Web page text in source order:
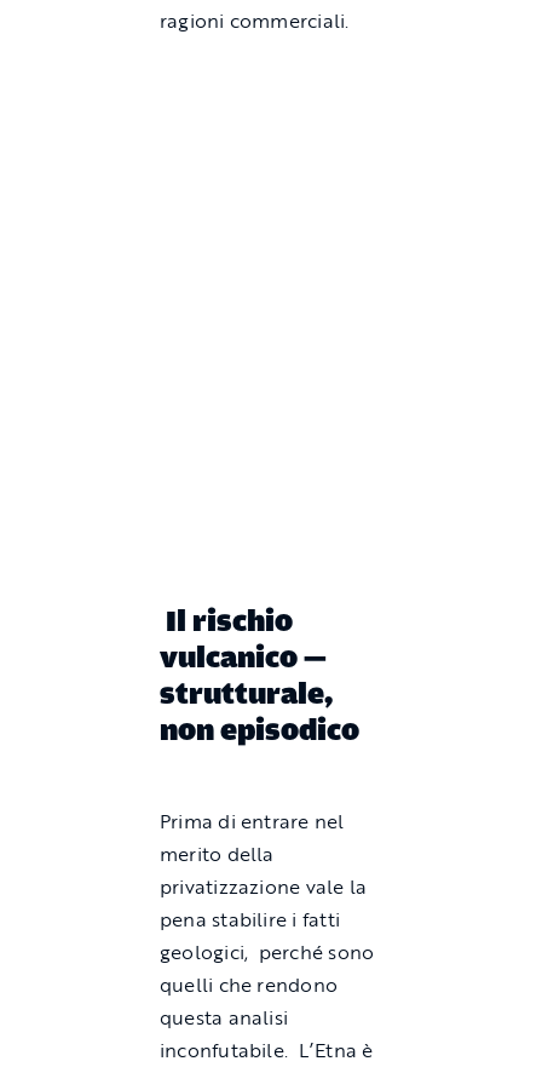
ragioni commerciali.
Il rischio
vulcanico —
strutturale,
non episodico
Prima di entrare nel
merito della
privatizzazione vale la
pena stabilire i fatti
geologici, perché sono
quelli che rendono
questa analisi
inconfutabile. L’Etna è